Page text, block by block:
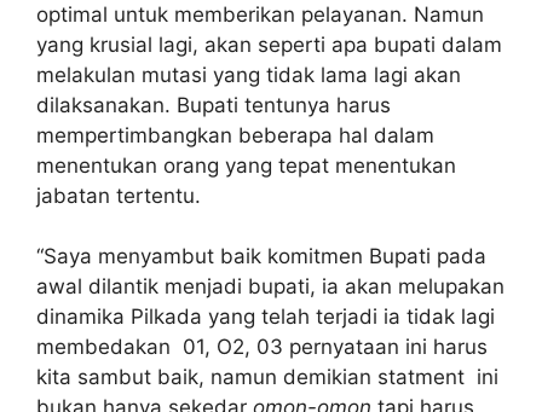
optimal untuk memberikan pelayanan. Namun
yang krusial lagi, akan seperti apa bupati dalam
melakulan mutasi yang tidak lama lagi akan
dilaksanakan. Bupati tentunya harus
mempertimbangkan beberapa hal dalam
menentukan orang yang tepat menentukan
jabatan tertentu.
“Saya menyambut baik komitmen Bupati pada
awal dilantik menjadi bupati, ia akan melupakan
dinamika Pilkada yang telah terjadi ia tidak lagi
membedakan 01, O2, 03 pernyataan ini harus
kita sambut baik, namun demikian statment ini